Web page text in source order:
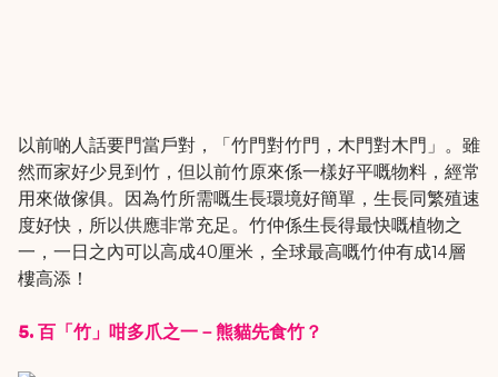
以前啲人話要門當戶對，「竹門對竹門，木門對木門」。雖
然而家好少見到竹，但以前竹原來係一樣好平嘅物料，經常
用來做傢俱。因為竹所需嘅生長環境好簡單，生長同繁殖速
度好快，所以供應非常充足。竹仲係生長得最快嘅植物之
一，一日之內可以高成40厘米，全球最高嘅竹仲有成14層
樓高添！
5. 百「竹」咁多爪之一－熊貓先食竹？